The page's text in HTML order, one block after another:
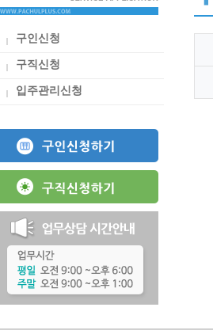
구인신청
구직신청
입주관리신청